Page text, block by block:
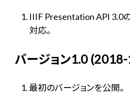
IIIF Presentation API 3.0
対応。
バージョン1.0
最初のバージョンを公開。